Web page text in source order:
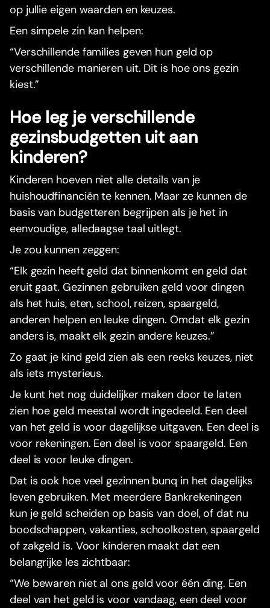
op jullie eigen waarden en keuzes.
Een simpele zin kan helpen:
“Verschillende families geven hun geld op
verschillende manieren uit. Dit is hoe ons gezin
kiest.”
Hoe leg je verschillende
gezinsbudgetten uit aan
kinderen?
Kinderen hoeven niet alle details van je
huishoudfinanciën te kennen. Maar ze kunnen de
basis van budgetteren begrijpen als je het in
eenvoudige, alledaagse taal uitlegt.
Je zou kunnen zeggen:
“Elk gezin heeft geld dat binnenkomt en geld dat
eruit gaat. Gezinnen gebruiken geld voor dingen
als het huis, eten, school, reizen, spaargeld,
anderen helpen en leuke dingen. Omdat elk gezin
anders is, maakt elk gezin andere keuzes.”
Zo gaat je kind geld zien als een reeks keuzes, niet
als iets mysterieus.
Je kunt het nog duidelijker maken door te laten
zien hoe geld meestal wordt ingedeeld. Een deel
van het geld is voor dagelijkse uitgaven. Een deel is
voor rekeningen. Een deel is voor spaargeld. Een
deel is voor leuke dingen.
Dat is ook hoe veel gezinnen bunq in het dagelijks
leven gebruiken. Met meerdere Bankrekeningen
kun je geld scheiden op basis van doel, of dat nu
boodschappen, vakanties, schoolkosten, spaargeld
of zakgeld is. Voor kinderen maakt dat een
belangrijke les zichtbaar:
“We bewaren niet al ons geld voor één ding. Een
deel van het geld is voor vandaag, een deel voor